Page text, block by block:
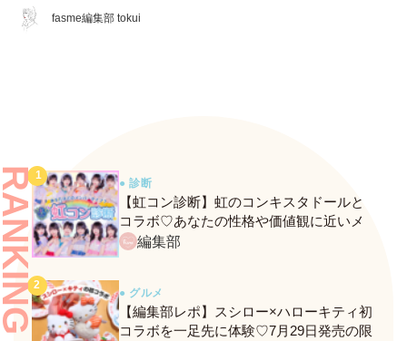
fasme編集部 tokui
EX」をレビュー♡ 夏のお直
しに頼れるコスメをチェッ
● 診断
【虹コン診断】虹のコンキスタドールと
コラボ♡あなたの性格や価値観に近いメ
ンバーがわかる、fasmeの新診断がスター
編集部
● グルメ
【編集部レポ】スシロー×ハローキティ初
コラボを一足先に体験♡7月29日発売の限